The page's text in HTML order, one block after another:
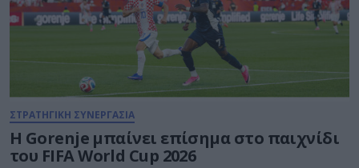
ΣΤΡΑΤΗΓΙΚΗ ΣΥΝΕΡΓΑΣΙΑ
Η Gorenje μπαίνει επίσημα στο παιχνίδι
του FIFA World Cup 2026